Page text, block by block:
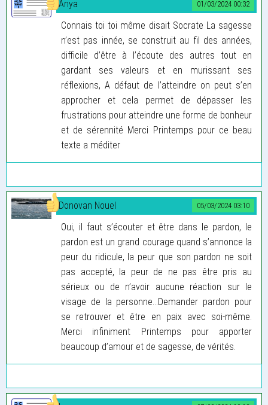
01/03/2024 00:32
Anya
Connais toi toi même disait Socrate La sagesse
n’est pas innée, se construit au fil des années,
difficile d’être à l’écoute des autres tout en
gardant ses valeurs et en murissant ses
réflexions, A défaut de l’atteindre on peut s’en
approcher et cela permet de dépasser les
frustrations pour atteindre une forme de bonheur
et de sérennité Merci Printemps pour ce beau
texte a méditer
05/03/2024 03:10
Donovan Nouel
Oui, il faut s’écouter et être dans le pardon, le
pardon est un grand courage quand s’annonce la
peur du ridicule, la peur que son pardon ne soit
pas accepté, la peur de ne pas être pris au
sérieux ou de n’avoir aucune réaction sur le
visage de la personne...Demander pardon pour
se retrouver et être en paix avec soi-même.
Merci infiniment Printemps pour apporter
beaucoup d’amour et de sagesse, de vérités.